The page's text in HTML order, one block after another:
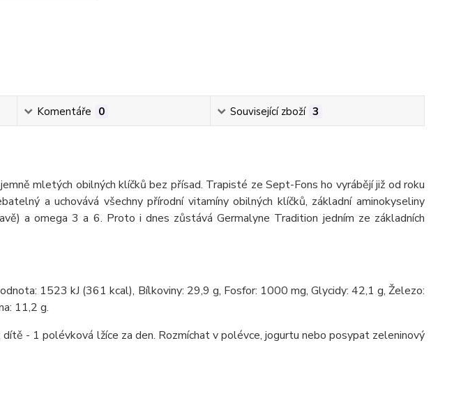
Komentáře 0 Související zboží 3
mletých obilných klíčků bez přísad. Trapisté ze Sept-Fons ho vyrábějí již od roku
a uchovává všechny přírodní vitamíny obilných klíčků, základní aminokyseliny
a omega 3 a 6. Proto i dnes zůstává Germalyne Tradition jedním ze základních
1523 kJ (361 kcal), Bílkoviny: 29,9 g, Fosfor: 1000 mg, Glycidy: 42,1 g, Železo:
11,2 g.
- 1 polévková lžíce za den. Rozmíchat v polévce, jogurtu nebo posypat zeleninový